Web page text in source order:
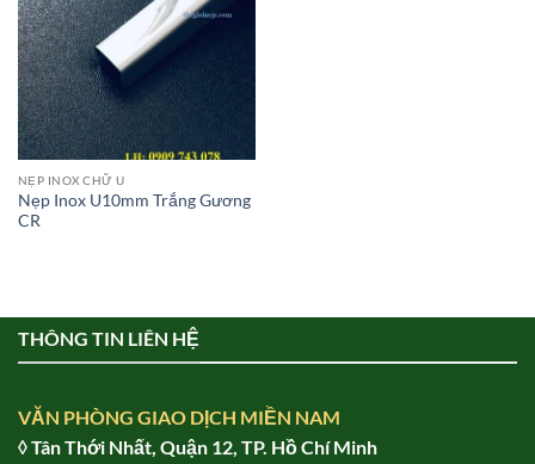
NẸP INOX CHỮ U
Nẹp Inox U10mm Trắng Gương
CR
THÔNG TIN LIÊN HỆ
VĂN PHÒNG GIAO DỊCH MIỀN NAM
◊ Tân Thới Nhất, Quận 12, TP. Hồ Chí Minh